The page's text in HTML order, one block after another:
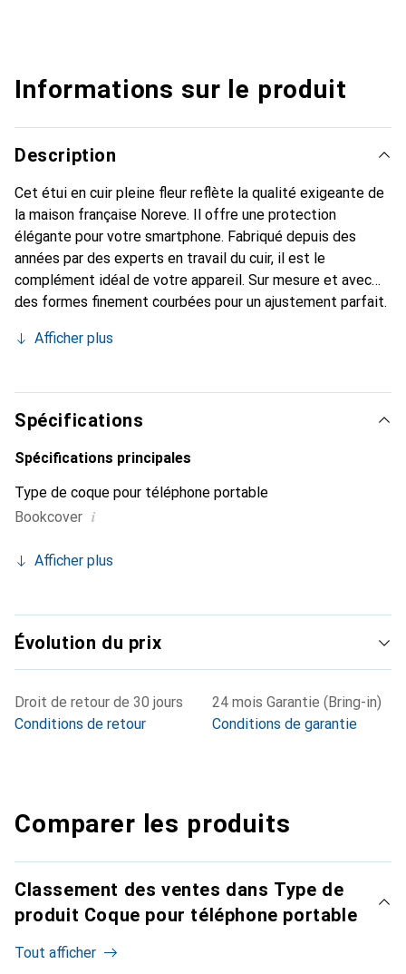
Informations sur le produit
Description
Cet étui en cuir pleine fleur reflète la qualité exigeante de
la maison française Noreve. Il offre une protection
élégante pour votre smartphone. Fabriqué depuis des
années par des experts en travail du cuir, il est le
complément idéal de votre appareil. Sur mesure et avec
des formes finement courbées pour un ajustement parfait.
smartphone. La marque Noreve est reconnue
constitue toujours un bon choix pour le client exigeant.
Afficher plus
Spécifications
Spécifications principales
Type de coque pour téléphone portable
Bookcover i
Afficher plus
Évolution du prix
Droit de retour de 30 jours
Conditions de retour
24 mois Garantie (Bring-in)
Conditions de garantie
Comparer les produits
Classement des ventes dans Type de
produit Coque pour téléphone portable
Tout afficher